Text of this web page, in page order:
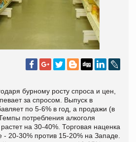
бурному росту спроса и цен,
за спросом. Выпуск в
по 5-6% в год, а продажи (в
потребления алкоголя
на 30-40%. Торговая наценка
- 20-30% против 15-20% на Западе.